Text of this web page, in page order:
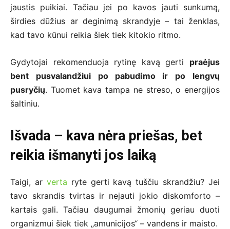
jaustis puikiai. Tačiau jei po kavos jauti sunkumą,
širdies dūžius ar deginimą skrandyje – tai ženklas,
kad tavo kūnui reikia šiek tiek kitokio ritmo.
Gydytojai rekomenduoja rytinę kavą gerti praėjus
bent pusvalandžiui po pabudimo ir po lengvų
pusryčių. Tuomet kava tampa ne streso, o energijos
šaltiniu.
Išvada – kava nėra priešas, bet
reikia išmanyti jos laiką
Taigi, ar verta ryte gerti kavą tuščiu skrandžiu? Jei
tavo skrandis tvirtas ir nejauti jokio diskomforto –
kartais gali. Tačiau daugumai žmonių geriau duoti
organizmui šiek tiek „amunicijos“ – vandens ir maisto.